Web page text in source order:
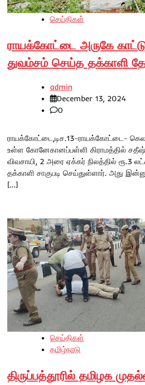
செய்திகள்
ராயக்கோட்டை அருகே
துவம்சம் செய்த தக்காளி
admin
December 13, 2024
0
ராயக்கோட்டை,டிச.13-ராயக்கோட்டை-
உள்ள கோனேகானப்பள்ளி கிராமத்தில்
விவசாயி, 2 அரை ஏக்கர் நிலத்தில் ரூ.3
தக்காளி சாகுபடி செய்துள்ளார். அது
[…]
செய்திகள்
தமிழ்நாடு
திருப்பத்தூரில் தமிழக